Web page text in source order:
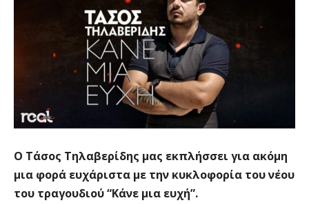
Ο Τάσος Τηλαβερίδης μας εκπλήσσει για ακόμη
μια φορά ευχάριστα με την κυκλοφορία του νέου
του τραγουδιού “Κάνε μια ευχή”.